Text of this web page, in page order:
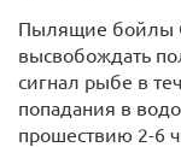
Пылящие бойлы
высвобождать
сигнал рыбе в
попадания в
прошествию 2-6